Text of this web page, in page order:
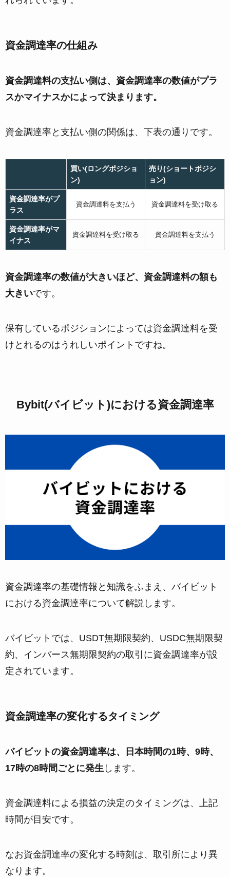
資金調達率の仕組み
資金調達料の支払い側は、資金調達率の数値がプラ
スかマイナスかによって決まります。
資金調達率と支払い側の関係は、下表の通りです。
買い(ロングポジショ
ン)
売り(ショートポジシ
ョン)
資金調達率がプ
ラス
資金調達料を支払う 資金調達料を受け取る
資金調達率がマ
イナス
資金調達料を受け取る 資金調達料を支払う
資金調達率の数値が大きいほど、資金調達料の額も
大きいです。
保有しているポジションによっては資金調達料を受
けとれるのはうれしいポイントですね。
Bybit(バイビット)における資金調達率
資金調達率の基礎情報と知識をふまえ、バイビット
における資金調達率について解説します。
バイビットでは、USDT無期限契約、USDC無期限契
約、インバース無期限契約の取引に資金調達率が設
定されています。
資金調達率の変化するタイミング
バイビットの資金調達率は、日本時間の1時、9時、
17時の8時間ごとに発生 します。
資金調達料による損益の決定のタイミングは、上記
時間が目安です。
なお資金調達率の変化する時刻は、取引所により異
なります。